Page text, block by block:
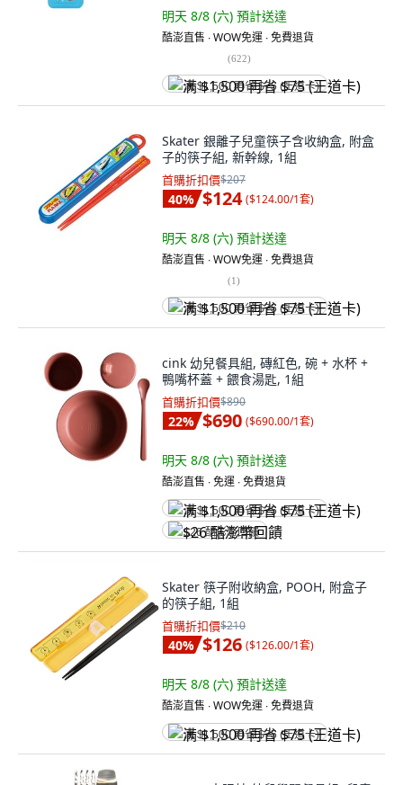
明天 8/8 (六) 預計送達
酷澎直售 ∙ WOW免運 ∙ 免費退貨
(622)
满 $1,500 再省 $75 (王道卡)
Skater 銀離子兒童筷子含收納盒, 附盒
子的筷子組, 新幹線, 1組
首購折扣價$207
40% $124 ($124.00/1套)
明天 8/8 (六) 預計送達
酷澎直售 ∙ WOW免運 ∙ 免費退貨
(1)
满 $1,500 再省 $75 (王道卡)
cink 幼兒餐具組, 磚紅色, 碗 + 水杯 +
鴨嘴杯蓋 + 餵食湯匙, 1組
首購折扣價$890
22% $690 ($690.00/1套)
明天 8/8 (六) 預計送達
酷澎直售 ∙ 免運 ∙ 免費退貨
满 $1,500 再省 $75 (王道卡)
$26 酷澎幣回饋
Skater 筷子附收納盒, POOH, 附盒子
的筷子組, 1組
首購折扣價$210
40% $126 ($126.00/1套)
明天 8/8 (六) 預計送達
酷澎直售 ∙ WOW免運 ∙ 免費退貨
满 $1,500 再省 $75 (王道卡)